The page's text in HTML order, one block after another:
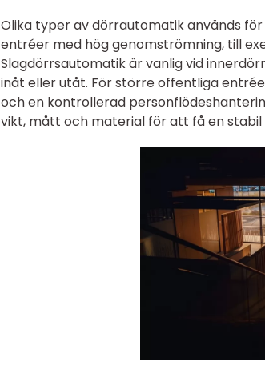
Olika typer av dörrautomatik används
entréer med hög genomströmning, till
Slagdörrsautomatik är vanlig vid
inåt eller utåt. För större offentliga
och en kontrollerad
vikt, mått och material för att få en stabil